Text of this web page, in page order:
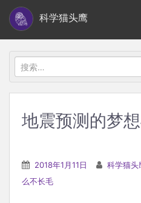
i
科学猫头鹰
搜
索：
地震预测的梦
2018年1月11日 科学猫头
么不长毛